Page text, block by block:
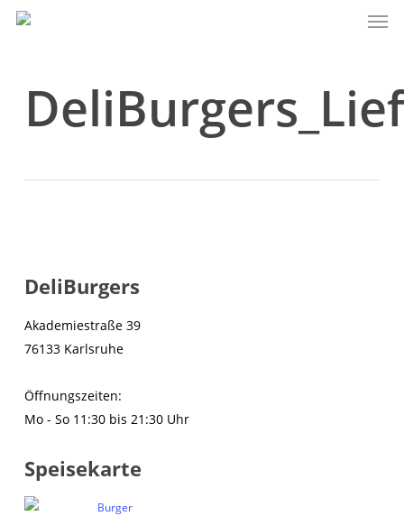
Skip
DeliBurgers
Akademiestraße 39
76133 Karlsruhe
Öffnungszeiten:
Mo - So 11:30 bis 21:30 Uhr
Speisekarte
Burger